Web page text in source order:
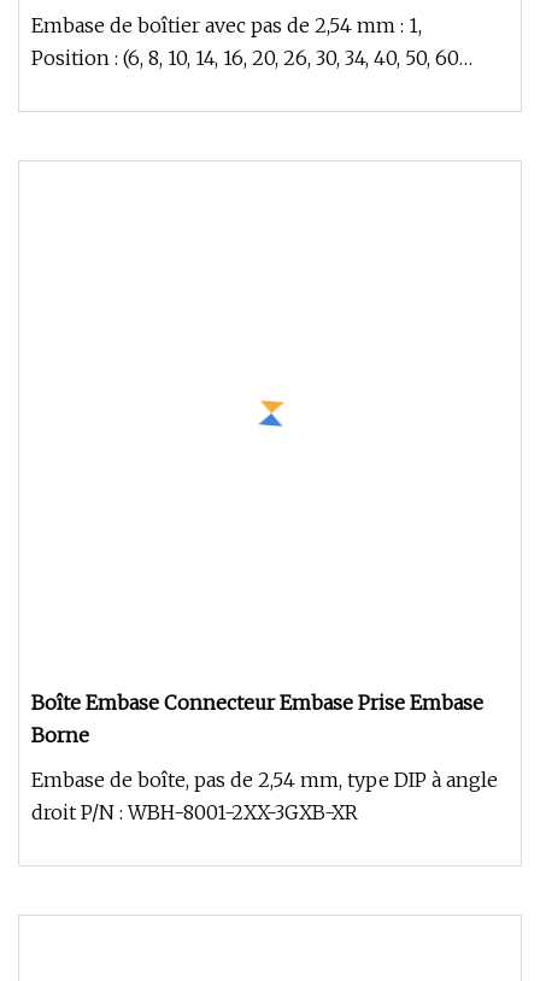
Embase de boîtier avec pas de 2,54 mm : 1,
Position : (6, 8, 10, 14, 16, 20, 26, 30, 34, 40, 50, 60
Boîte Embase Connecteur Embase Prise Embase
Borne
Embase de boîte, pas de 2,54 mm, type DIP à angle
droit P/N : WBH-8001-2XX-3GXB-XR